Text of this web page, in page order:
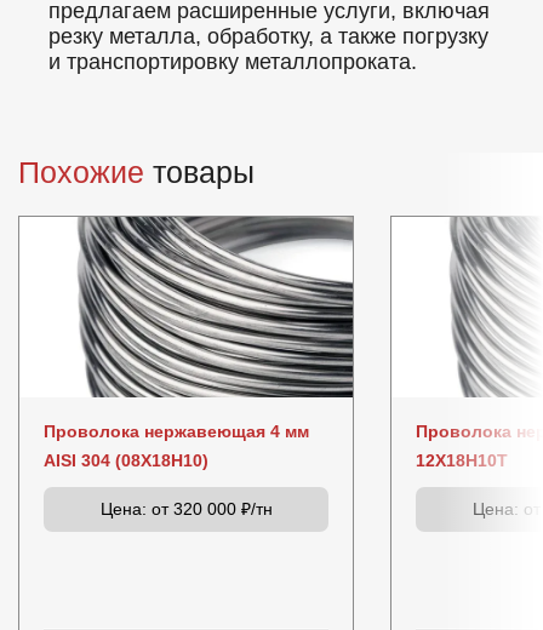
предлагаем расширенные услуги, включая
резку металла, обработку, а также погрузку
и транспортировку металлопроката.
Похожие товары
Проволока нержавеющая 4 мм
AISI 304 (08Х18Н10)
Цена: от 320 000 ₽/тн
Проволока
12Х18Н10Т
Цена: